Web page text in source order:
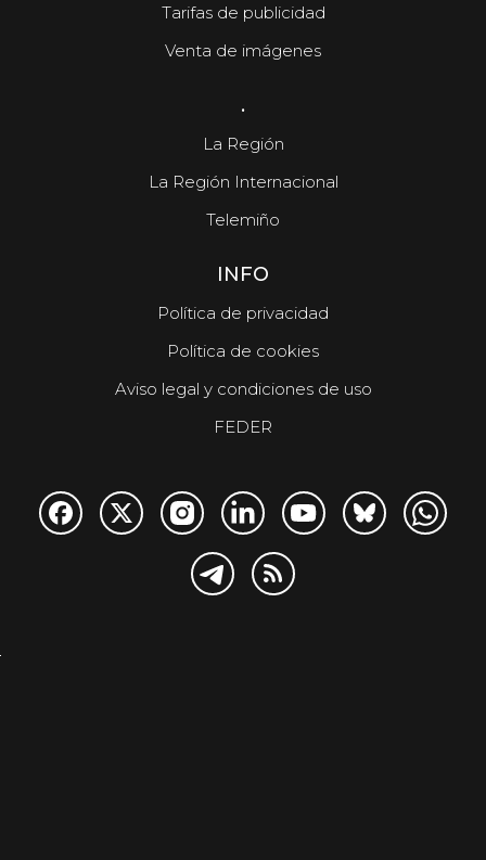
Tarifas de publicidad
Venta de imágenes
.
La Región
La Región Internacional
Telemiño
INFO
Política de privacidad
Política de cookies
Aviso legal y condiciones de uso
FEDER